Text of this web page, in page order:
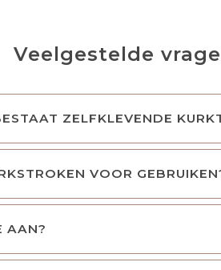
Veelgestelde
ZELFKLEVENDE
VOOR
AAN?